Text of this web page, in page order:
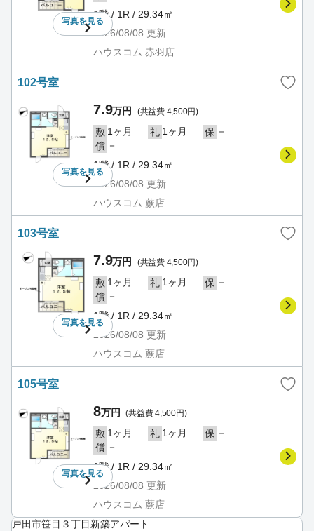
写真を見る
1階 / 1R / 29.34㎡
2026/08/08 更新
ハウスコム 赤羽店
102号室
写真を見る
7.9万円 (共益費 4,500円)
敷 1ヶ月 礼 1ヶ月 保 －
償 －
1階 / 1R / 29.34㎡
2026/08/08 更新
ハウスコム 蕨店
103号室
写真を見る
7.9万円 (共益費 4,500円)
敷 1ヶ月 礼 1ヶ月 保 －
償 －
1階 / 1R / 29.34㎡
2026/08/08 更新
ハウスコム 蕨店
105号室
写真を見る
8万円 (共益費 4,500円)
敷 1ヶ月 礼 1ヶ月 保 －
償 －
1階 / 1R / 29.34㎡
2026/08/08 更新
ハウスコム 蕨店
戸田市笹目３丁目新築アパート